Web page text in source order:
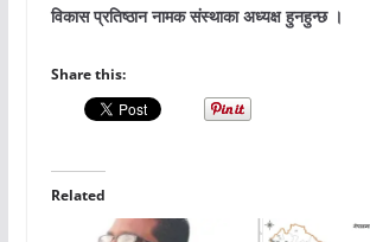
विकास प्रतिष्ठान नामक संस्थाका अध्यक्ष हुनहुन्छ ।
Share this:
Related